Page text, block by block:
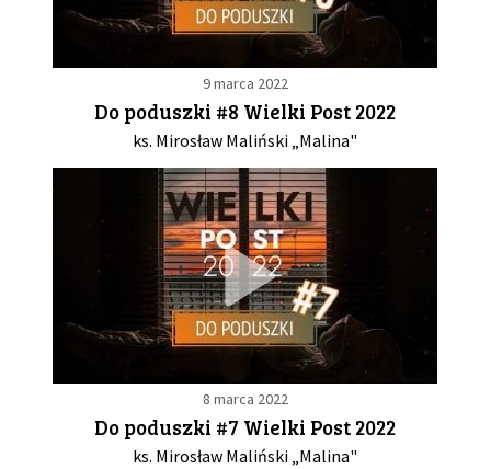
9 marca 2022
Do poduszki #8 Wielki Post 2022
ks. Mirosław Maliński „Malina"
8 marca 2022
Do poduszki #7 Wielki Post 2022
ks. Mirosław Maliński „Malina"